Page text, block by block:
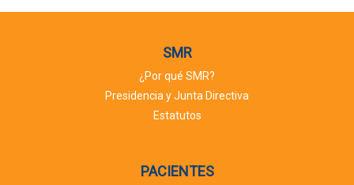
SMR
¿Por qué SMR?
Presidencia y Junta Directiva
Estatutos
PACIENTES